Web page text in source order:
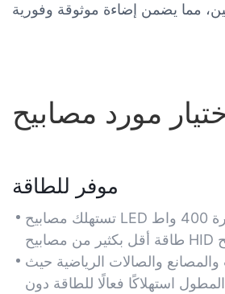
موفر للطاقة
تستهلك مصابيح LED عالية الإضاءة بقدرة 400 واط
طاقة أقل بكثير من مصابيح HID التقليدية أو المصابيح
من تكاليف الكهرباء بنسبة تصل إلى
على السطوع الأمثل للمساحات
والمصانع والصالات الرياضية حيث
استهلاكًا فعالًا للطاقة دون